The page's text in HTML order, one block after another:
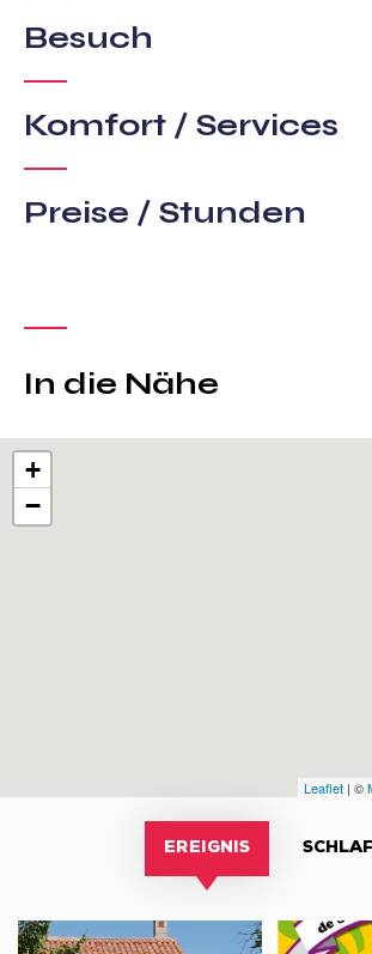
Besuch
Komfort / Services
Preise / Stunden
In die Nähe
+
−
Leaflet | ©
EREIGNIS SCHLAF
Visite Véhicules